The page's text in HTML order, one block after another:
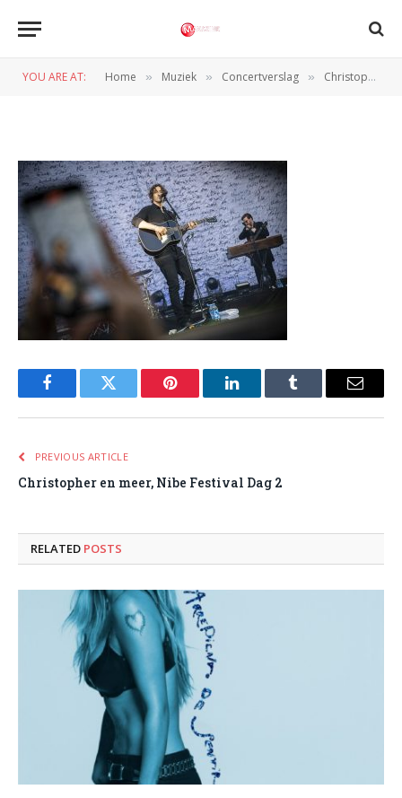
YOU ARE AT: Home » Muziek » Concertverslag » Christopher en meer, Nibe Festival Dag 2
Denmark-03072025-
FacebookTwitter Pinterest LinkedInTumblr Email
PREVIOUS ARTICLE
Christopher en meer, Nibe Festival Dag 2
RELATED POSTS